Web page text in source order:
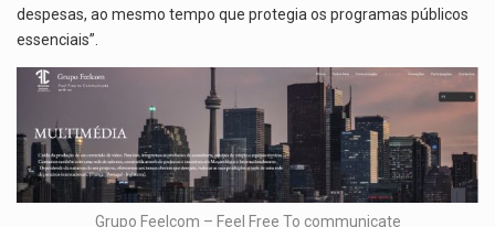
despesas, ao mesmo tempo que protegia os programas públicos
essenciais”.
Grupo Feelcom – Feel Free To communicate